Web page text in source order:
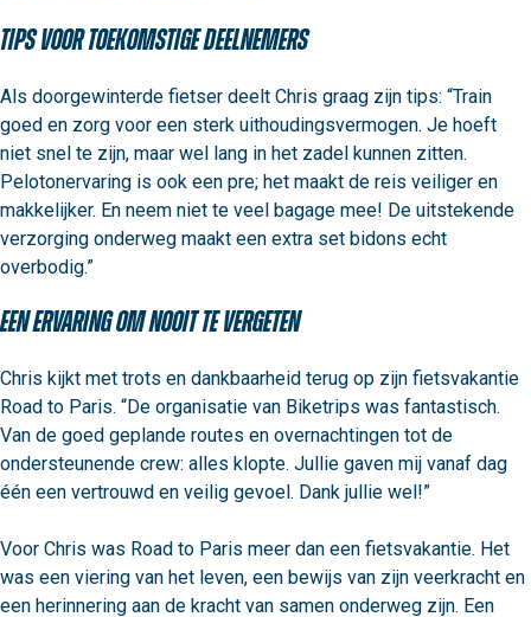
Tips voor toekomstige deelnemers
Als doorgewinterde fietser deelt Chris graag zijn tips: “Train
goed en zorg voor een sterk uithoudingsvermogen. Je hoeft
niet snel te zijn, maar wel lang in het zadel kunnen zitten.
Pelotonervaring is ook een pre; het maakt de reis veiliger en
makkelijker. En neem niet te veel bagage mee! De uitstekende
verzorging onderweg maakt een extra set bidons echt
overbodig.”
Een ervaring om nooit te vergeten
Chris kijkt met trots en dankbaarheid terug op zijn fietsvakantie
Road to Paris. “De organisatie van Biketrips was fantastisch.
Van de goed geplande routes en overnachtingen tot de
ondersteunende crew: alles klopte. Jullie gaven mij vanaf dag
één een vertrouwd en veilig gevoel. Dank jullie wel!”
Voor Chris was Road to Paris meer dan een fietsvakantie. Het
was een viering van het leven, een bewijs van zijn veerkracht en
een herinnering aan de kracht van samen onderweg zijn. Een